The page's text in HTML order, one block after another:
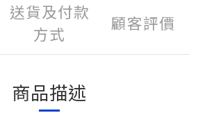
送貨及付款
方式
顧客評價
商品描述